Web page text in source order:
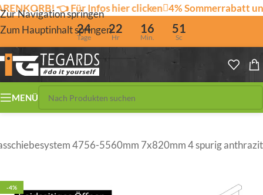
Zur Navigation springen
Zum Hauptinhalt springen
👈 Für Infos hier clicken 4% Sommerrabatt und
24
Tage
22
Hr
16
Min.
51
Sc
MENÜ
4756-5560mm 7x820mm 4 spurig anthrazit
-4%